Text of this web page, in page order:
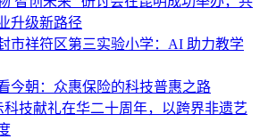
升级新路径
市祥符区第三实验小学：AI 助力教学
今朝：众惠保险的科技普惠之路
科技献礼在华二十周年，以跨界非遗艺